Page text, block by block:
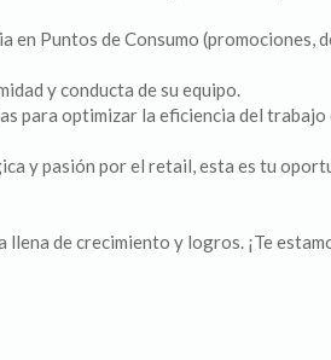
en Puntos de Consumo (promociones,
y conducta de su equipo.
para optimizar la eficiencia del trabajo
y pasión por el retail, esta es tu
de crecimiento y logros. ¡Te